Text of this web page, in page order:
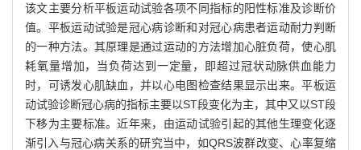
该文主要分析平板运动试验各项不同指标的阳性标准及诊断价
值。平板运动试验是冠心病诊断和对冠心病患者运动耐力判断
的一种方法。其原理是通过运动的方法增加心脏负荷，使心肌
耗氧量增加，当负荷达到一定量，即超过冠状动脉供血能力
时，可诱发心肌缺血，并以心电图检查结果显示出来。平板运
动试验诊断冠心病的指标主要以ST段变化为主，其中又以ST段
下移为主要标准。近年来，由运动试验引起的其他生理变化逐
渐引入与冠心病关系的研究当中，如QRS波群改变、心率复缩